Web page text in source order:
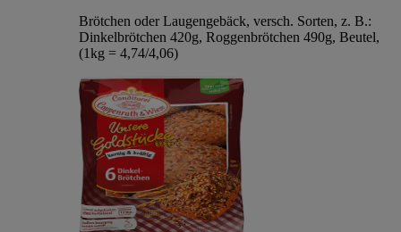
Brötchen oder Laugengebäck, versch. Sorten, z. B.:
Dinkelbrötchen 420g, Roggenbrötchen 490g, Beutel,
(1kg = 4,74/4,06)